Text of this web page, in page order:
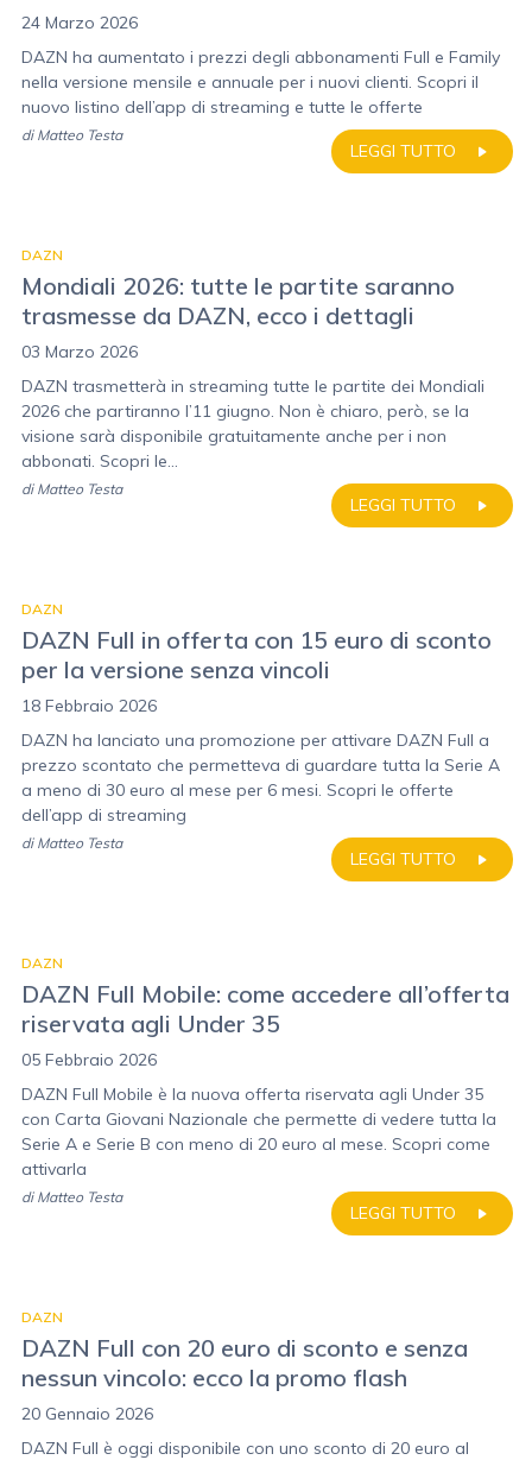
24 Marzo 2026
DAZN ha aumentato i prezzi degli abbonamenti Full e Family
nella versione mensile e annuale per i nuovi clienti. Scopri il
nuovo listino dell’app di streaming e tutte le offerte
LEGGI TUTTO
di Matteo Testa
DAZN
Mondiali 2026: tutte le partite saranno
trasmesse da DAZN, ecco i dettagli
03 Marzo 2026
DAZN trasmetterà in streaming tutte le partite dei Mondiali
2026 che partiranno l’11 giugno. Non è chiaro, però, se la
visione sarà disponibile gratuitamente anche per i non
abbonati. Scopri le...
LEGGI TUTTO
di Matteo Testa
DAZN
DAZN Full in offerta con 15 euro di sconto
per la versione senza vincoli
18 Febbraio 2026
DAZN ha lanciato una promozione per attivare DAZN Full a
prezzo scontato che permetteva di guardare tutta la Serie A
a meno di 30 euro al mese per 6 mesi. Scopri le offerte
dell’app di streaming
LEGGI TUTTO
di Matteo Testa
DAZN
DAZN Full Mobile: come accedere all’offerta
riservata agli Under 35
05 Febbraio 2026
DAZN Full Mobile è la nuova offerta riservata agli Under 35
con Carta Giovani Nazionale che permette di vedere tutta la
Serie A e Serie B con meno di 20 euro al mese. Scopri come
attivarla
LEGGI TUTTO
di Matteo Testa
DAZN
DAZN Full con 20 euro di sconto e senza
nessun vincolo: ecco la promo flash
20 Gennaio 2026
DAZN Full è oggi disponibile con uno sconto di 20 euro al